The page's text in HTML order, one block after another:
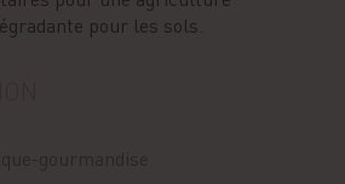
pour les sols.